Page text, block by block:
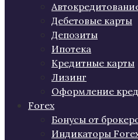
Дебетовые карты
Депозиты
Ипотека
Кредитные карты
Лизинг
Оформление
Forex
Бонусы от
Индикаторы